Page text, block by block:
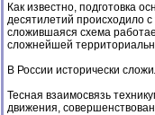
Как известно, подготовка
десятилетий происходило
сложившаяся схема
сложнейшей
В России исторически
Тесная взаимосвязь
движения,